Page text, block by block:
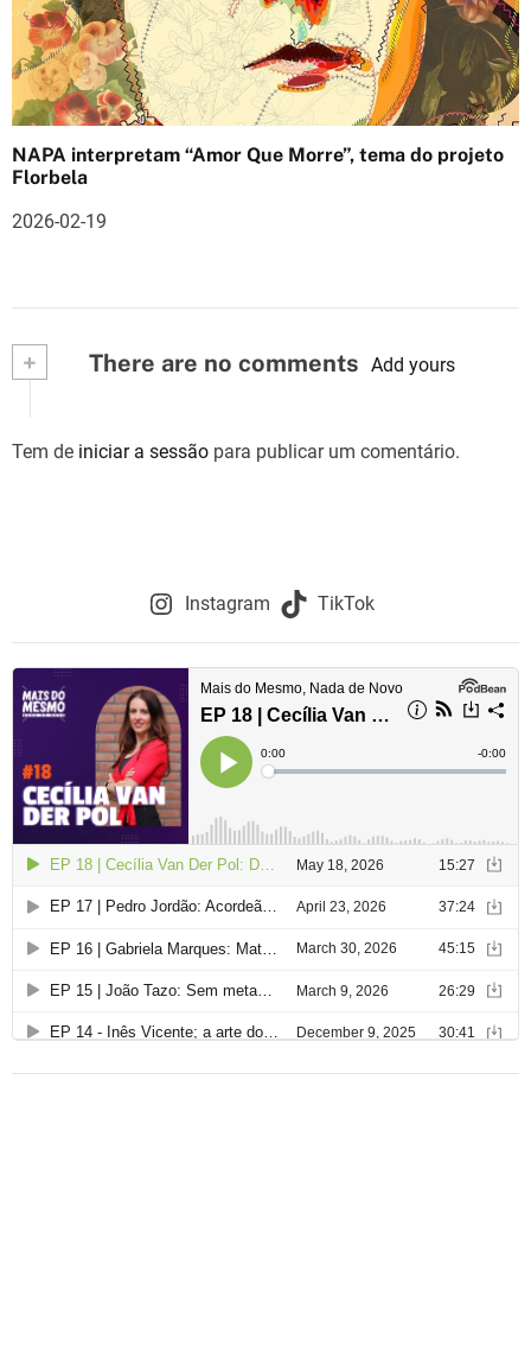
NAPA interpretam “Amor Que Morre”, tema do projeto
Florbela
2026-02-19
+ There are no comments Add yours
Tem de iniciar a sessão para publicar um comentário.
Instagram TikTok